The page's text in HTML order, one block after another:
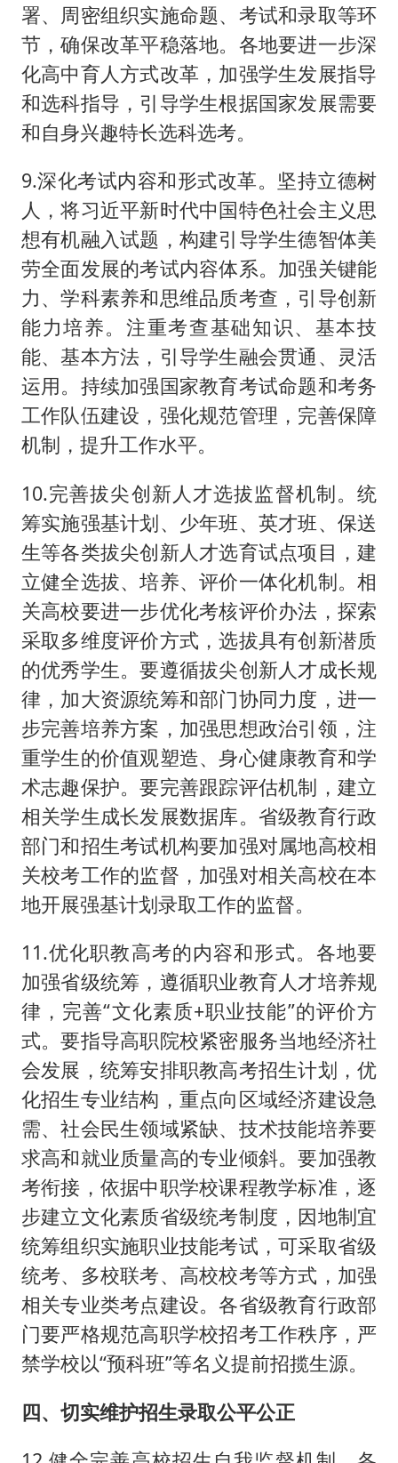
署、周密组织实施命题、考试和录取等环
节，确保改革平稳落地。各地要进一步深
化高中育人方式改革，加强学生发展指导
和选科指导，引导学生根据国家发展需要
和自身兴趣特长选科选考。
9.深化考试内容和形式改革。坚持立德树
人，将习近平新时代中国特色社会主义思
想有机融入试题，构建引导学生德智体美
劳全面发展的考试内容体系。加强关键能
力、学科素养和思维品质考查，引导创新
能力培养。注重考查基础知识、基本技
能、基本方法，引导学生融会贯通、灵活
运用。持续加强国家教育考试命题和考务
工作队伍建设，强化规范管理，完善保障
机制，提升工作水平。
10.完善拔尖创新人才选拔监督机制。统
筹实施强基计划、少年班、英才班、保送
生等各类拔尖创新人才选育试点项目，建
立健全选拔、培养、评价一体化机制。相
关高校要进一步优化考核评价办法，探索
采取多维度评价方式，选拔具有创新潜质
的优秀学生。要遵循拔尖创新人才成长规
律，加大资源统筹和部门协同力度，进一
步完善培养方案，加强思想政治引领，注
重学生的价值观塑造、身心健康教育和学
术志趣保护。要完善跟踪评估机制，建立
相关学生成长发展数据库。省级教育行政
部门和招生考试机构要加强对属地高校相
关校考工作的监督，加强对相关高校在本
地开展强基计划录取工作的监督。
11.优化职教高考的内容和形式。各地要
加强省级统筹，遵循职业教育人才培养规
律，完善“文化素质+职业技能”的评价方
式。要指导高职院校紧密服务当地经济社
会发展，统筹安排职教高考招生计划，优
化招生专业结构，重点向区域经济建设急
需、社会民生领域紧缺、技术技能培养要
求高和就业质量高的专业倾斜。要加强教
考衔接，依据中职学校课程教学标准，逐
步建立文化素质省级统考制度，因地制宜
统筹组织实施职业技能考试，可采取省级
统考、多校联考、高校校考等方式，加强
相关专业类考点建设。各省级教育行政部
门要严格规范高职学校招考工作秩序，严
禁学校以“预科班”等名义提前招揽生源。
四、切实维护招生录取公平公正